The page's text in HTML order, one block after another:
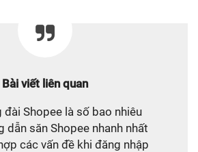
Bài viết liên quan
đài Shopee là số bao nhiêu
dẫn săn Shopee nhanh nhất
các vấn đề khi đăng nhập